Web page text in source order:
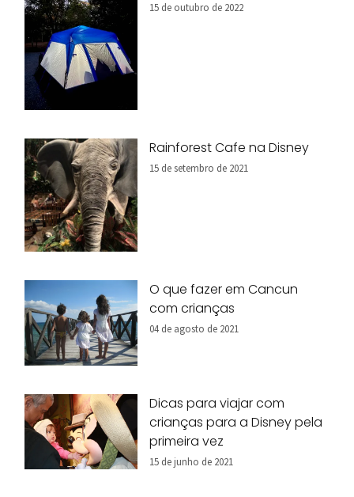
15 de outubro de 2022
Rainforest Cafe na Disney
15 de setembro de 2021
O que fazer em Cancun
com crianças
04 de agosto de 2021
Dicas para viajar com
crianças para a Disney pela
primeira vez
15 de junho de 2021